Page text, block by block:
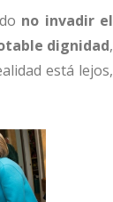
no invadir el
dignidad,
está lejos,